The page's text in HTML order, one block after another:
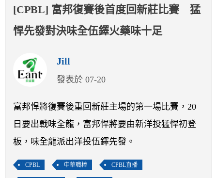
開賽列表
運彩教學專區
[CPBL] 富邦復賽後首度回新莊比賽 猛
悍先發對決味全伍鐸火藥味十足
Jill
發表於 07-20
富邦悍將復賽後重回新莊主場的第一場比賽，20
日要出戰味全龍，富邦悍將要由新洋投猛悍初登
板，味全龍派出洋投伍鐸先發。
CPBL 中華職棒 CPBL直播